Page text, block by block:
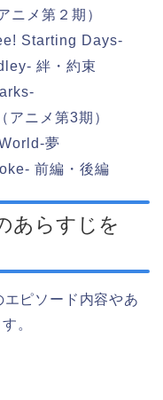
メ第２期）
Starting Days-
絆・約束
ニメ第3期）
夢
前編・後編
あらすじを
ピソード内容やあ
。